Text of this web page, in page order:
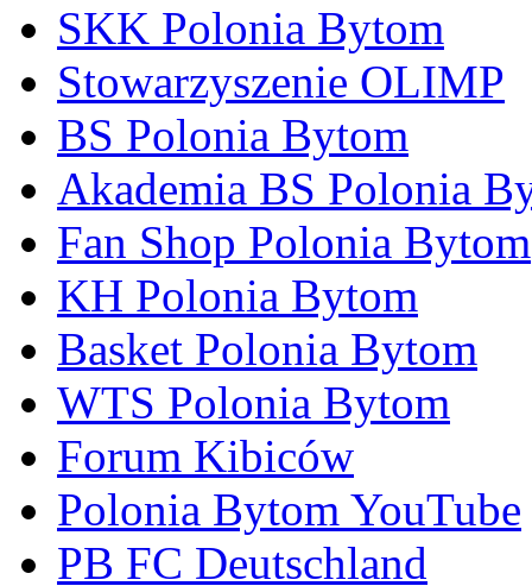
SKK Polonia Bytom
Stowarzyszenie OLIMP
BS Polonia Bytom
Akademia BS Polonia
Fan Shop Polonia Bytom
KH Polonia Bytom
Basket Polonia Bytom
WTS Polonia Bytom
Forum Kibiców
Polonia Bytom YouTube
PB FC Deutschland